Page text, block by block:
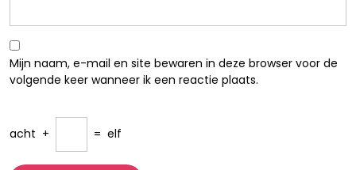
Mijn naam, e-mail en site bewaren in deze browser voor de
volgende keer wanneer ik een reactie plaats.
acht + = elf